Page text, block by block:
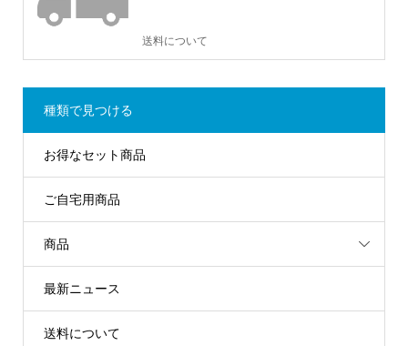
送料について
種類で見つける
お得なセット商品
ご自宅用商品
商品
最新ニュース
送料について